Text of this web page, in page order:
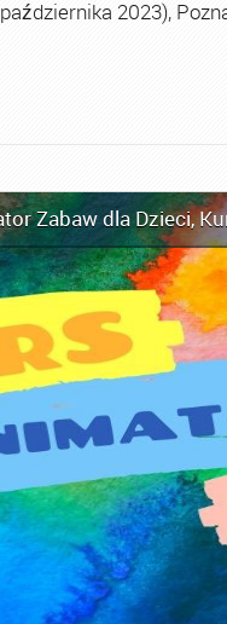
2023),
Zabaw dla Dzieci,